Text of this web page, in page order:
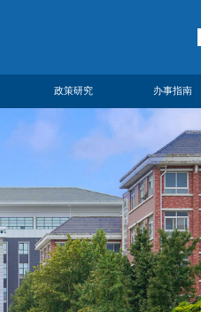
政策研究 办事指南
规章制度
下载专区